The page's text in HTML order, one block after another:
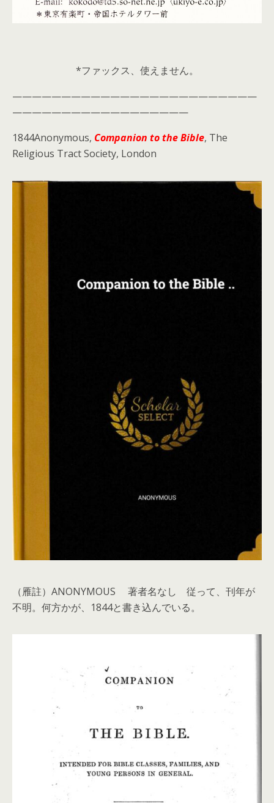
*ファックス、使えません。
—————————————————————————
——————————————————
1844Anonymous, Companion to the Bible, The
Religious Tract Society, London
（雁註）ANONYMOUS 著者名なし 従って、刊年が
不明。何方かが、1844と書き込んでいる。